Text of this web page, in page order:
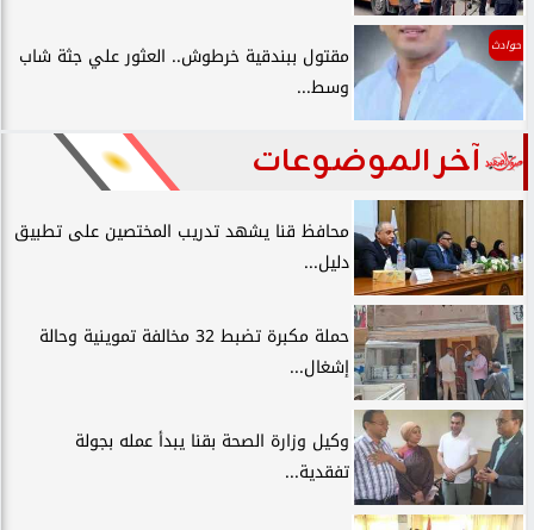
حوادث
مقتول ببندقية خرطوش.. العثور علي جثة شاب
وسط...
آخر الموضوعات
محافظ قنا يشهد تدريب المختصين على تطبيق
دليل...
حملة مكبرة تضبط 32 مخالفة تموينية وحالة
إشغال...
وكيل وزارة الصحة بقنا يبدأ عمله بجولة
تفقدية...